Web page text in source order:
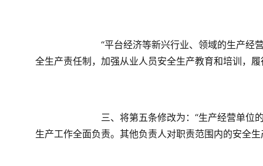
“平台经济等新兴行业、领域的生产经
全生产责任制，加强从业人员安全生产教育和培训，
三、将第五条修改为：“生产经营单位
生产工作全面负责。其他负责人对职责范围内的安全生